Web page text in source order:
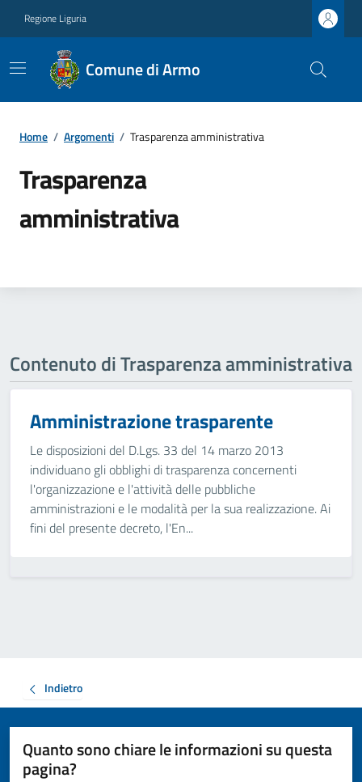
Regione Liguria
Comune di Armo
Home / Argomenti / Trasparenza amministrativa
Trasparenza
amministrativa
Contenuto di Trasparenza amministrativa
Amministrazione trasparente
Le disposizioni del D.Lgs. 33 del 14 marzo 2013
individuano gli obblighi di trasparenza concernenti
l'organizzazione e l'attività delle pubbliche
amministrazioni e le modalità per la sua realizzazione. Ai
fini del presente decreto, l'En...
Indietro
Quanto sono chiare le informazioni su questa
pagina?